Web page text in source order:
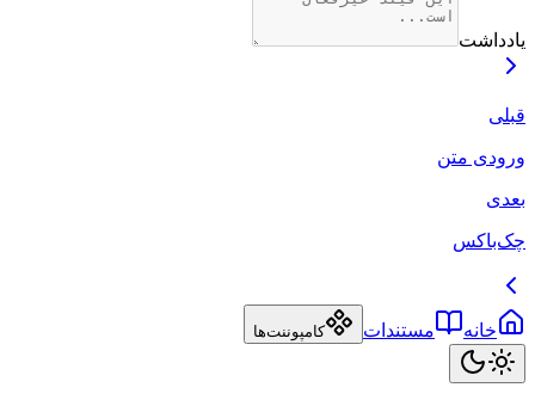
یادداشت
قبلی
ورودی متن
بعدی
چک‌باکس
خانه مستندات کامپوننت‌ها